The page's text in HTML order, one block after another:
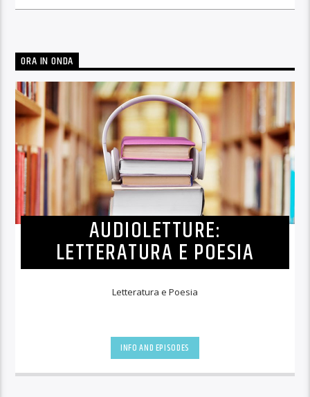
ORA IN ONDA
AUDIOLETTURE:
LETTERATURA E POESIA
Letteratura e Poesia
INFO AND EPISODES